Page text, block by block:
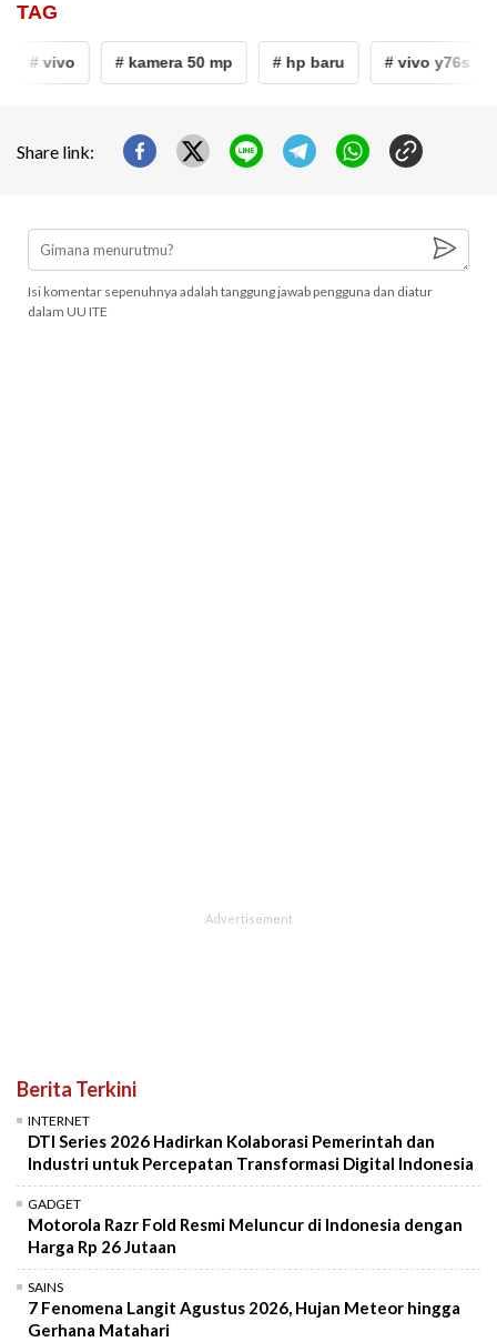
TAG
# vivo # kamera 50 mp # hp baru # vivo y76s
Share link:
Isi komentar sepenuhnya adalah tanggung jawab pengguna dan diatur
dalam UU ITE
Berita Terkini
INTERNET
DTI Series 2026 Hadirkan Kolaborasi Pemerintah dan
Industri untuk Percepatan Transformasi Digital Indonesia
GADGET
Motorola Razr Fold Resmi Meluncur di Indonesia dengan
Harga Rp 26 Jutaan
SAINS
7 Fenomena Langit Agustus 2026, Hujan Meteor hingga
Gerhana Matahari